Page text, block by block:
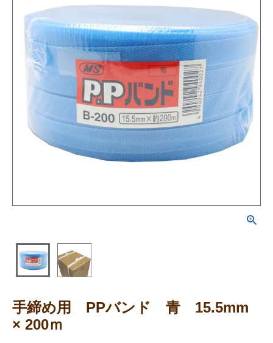
手締め用 PPバンド 青 15.5mm
× 200ｍ